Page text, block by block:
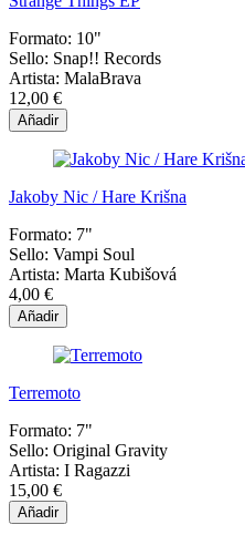
Formato: 10"
Sello: Snap!! Records
Artista: MalaBrava
12,00 €
Añadir
Jakoby Nic / Hare Krišna
Formato: 7"
Sello: Vampi Soul
Artista: Marta Kubišová
4,00 €
Añadir
Terremoto
Formato: 7"
Sello: Original Gravity
Artista: I Ragazzi
15,00 €
Añadir